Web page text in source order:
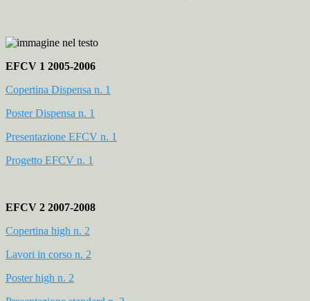
EFCV 1 2005-2006
Copertina Dispensa n. 1
Poster Dispensa n. 1
Presentazione EFCV n. 1
Progetto EFCV n. 1
EFCV 2 2007-2008
Copertina high n. 2
Lavori in corso n. 2
Poster high n. 2